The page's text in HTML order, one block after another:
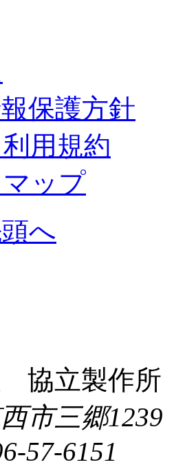
保護方針
用規約
ップ
へ
協立製作所
市三郷1239
57-6151